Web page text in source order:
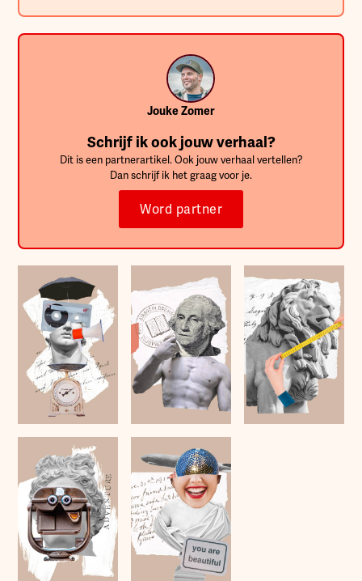
Jouke Zomer
Schrijf ik ook jouw verhaal?
Dit is een partnerartikel. Ook jouw verhaal vertellen?
Dan schrijf ik het graag voor je.
Word partner